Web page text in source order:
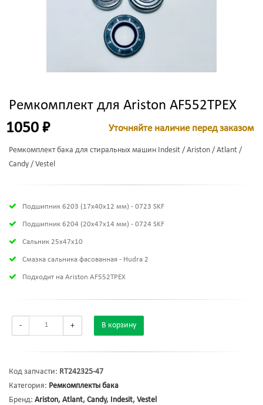
Ремкомплект для Ariston AF552TPEX
1050 ₽ Уточняйте наличие перед заказом
Ремкомплект бака для стиральных машин Indesit / Ariston / Atlant /
Candy / Vestel
Подшипник 6203 (17х40х12 мм) - 0723 SKF
Подшипник 6204 (20х47х14 мм) - 0724 SKF
Сальник 25x47x10
Смазка сальника фасованная - Hudra 2
Подходит на Ariston AF552TPEX
- + В корзину
Код запчасти: RT242325-47
Категория: Ремкомплекты бака
Бренд: Ariston, Atlant, Candy, Indesit, Vestel